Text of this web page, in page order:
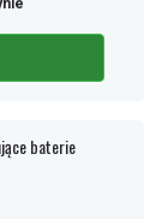
baterie